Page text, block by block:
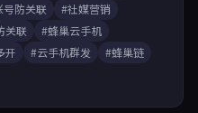
号防关联
#社媒营销
关联
#蜂巢云手机
开 #云手机群发
#蜂巢链